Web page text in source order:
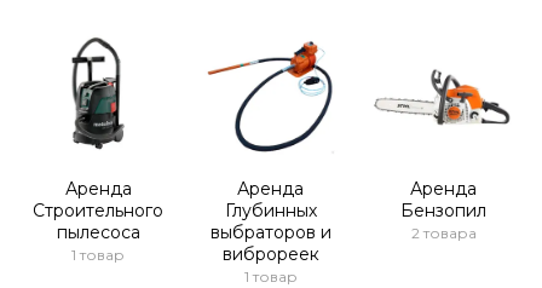
Аренда
Строительного
пылесоса
1 товар
Аренда
Глубинных
выбраторов и
виброреек
1 товар
Аренда
Бензопил
2 товара